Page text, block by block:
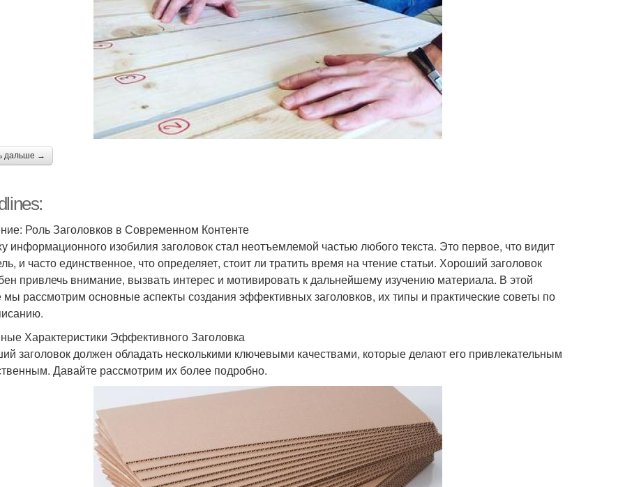
дальше →
Роль Заголовков в Современном Контенте
информационного изобилия заголовок стал неотъемлемой частью любого текста. Это первое, что видит
и часто единственное, что определяет, стоит ли тратить время на чтение статьи. Хороший заголовок
привлечь внимание, вызвать интерес и мотивировать к дальнейшему изучению материала. В этой
мы рассмотрим основные аспекты создания эффективных заголовков, их типы и практические советы по
Характеристики Эффективного Заголовка
заголовок должен обладать несколькими ключевыми качествами, которые делают его привлекательным
Давайте рассмотрим их более подробно.